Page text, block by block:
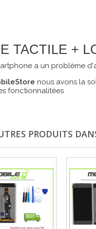
TACTILE +
a un problème
nous avons la
fonctionnalitées
PRODUITS